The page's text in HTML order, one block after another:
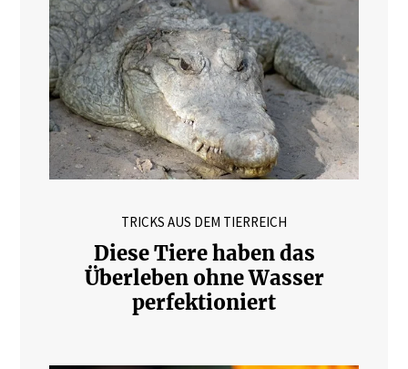
TRICKS AUS DEM TIERREICH
Diese Tiere haben das
Überleben ohne Wasser
perfektioniert